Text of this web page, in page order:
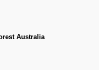
Australia